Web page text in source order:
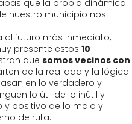
que la propia dinámica
nuestro municipio nos
al futuro más inmediato,
presente estos 10
que somos vecinos con
de la realidad y la lógica
en lo verdadero y
lo útil de lo inútil y
y positivo de lo malo y
de ruta.